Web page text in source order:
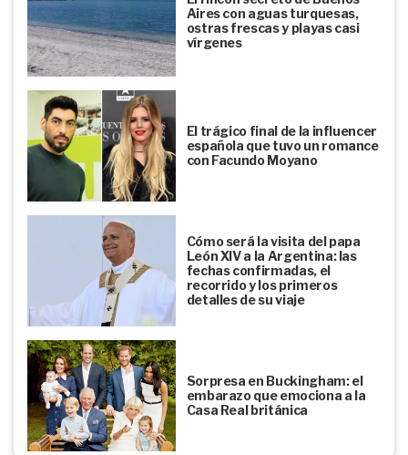
Aires con aguas turquesas,
ostras frescas y playas casi
vírgenes
El trágico final de la influencer
española que tuvo un romance
con Facundo Moyano
Cómo será la visita del papa
León XIV a la Argentina: las
fechas confirmadas, el
recorrido y los primeros
detalles de su viaje
Sorpresa en Buckingham: el
embarazo que emociona a la
Casa Real británica